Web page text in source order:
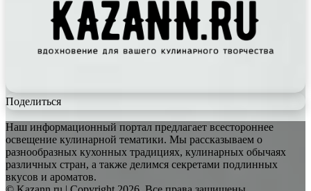
Поделиться
Наш информационный портал предлагает всестороннее
освещение кулинарной тематики. Мы рассказываем о
разнообразных кухонных традициях, кулинарных обычаях
различных стран, а также делимся секретами подлинных
вкусов и ароматов.